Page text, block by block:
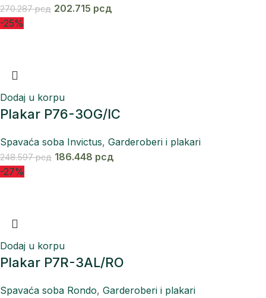
270.287рсд 202.715 рсд
-25%
Dodaj u korpu
Plakar P76-3OG/IC
Spavaća soba Invictus, Garderoberi i plakari
248.597рсд 186.448 рсд
-27%
Dodaj u korpu
Plakar P7R-3AL/RO
Spavaća soba Rondo, Garderoberi i plakari